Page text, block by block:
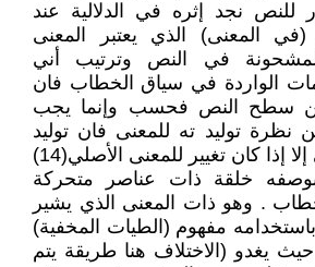
نجد إثره في الدلالية عند
المعنى) الذي يعتبر المعنى
في النص وترتيب أني
الواردة في سياق الخطاب فان
من سطح النص فحسب وإنما يجب
نظرة توليد ته للمعنى فان توليد
المعنى ليس له معنى إلا إذا كان تغيير للمعنى الأصلي(14)
خلقة ذات عناصر متحركة
. وهو ذات المعنى الذي يشير
مفهوم (الطيات المخفية)
يغدو (الاختلاف هنا طريقة يتم